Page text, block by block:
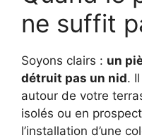
ne suffit
Soyons clairs : un
détruit pas un nid.
autour de votre
isolés ou en
l’installation d’une